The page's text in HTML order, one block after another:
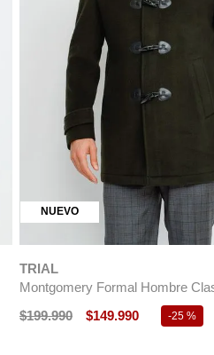
NUEVO
TRIAL
Montgomery Formal Hombre
$199.990 $149.990 -25 %